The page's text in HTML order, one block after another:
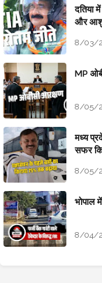
दतिया
और
8/03/
MP
8/05/
मध्य
सफर
8/05/
भोपाल
8/04/